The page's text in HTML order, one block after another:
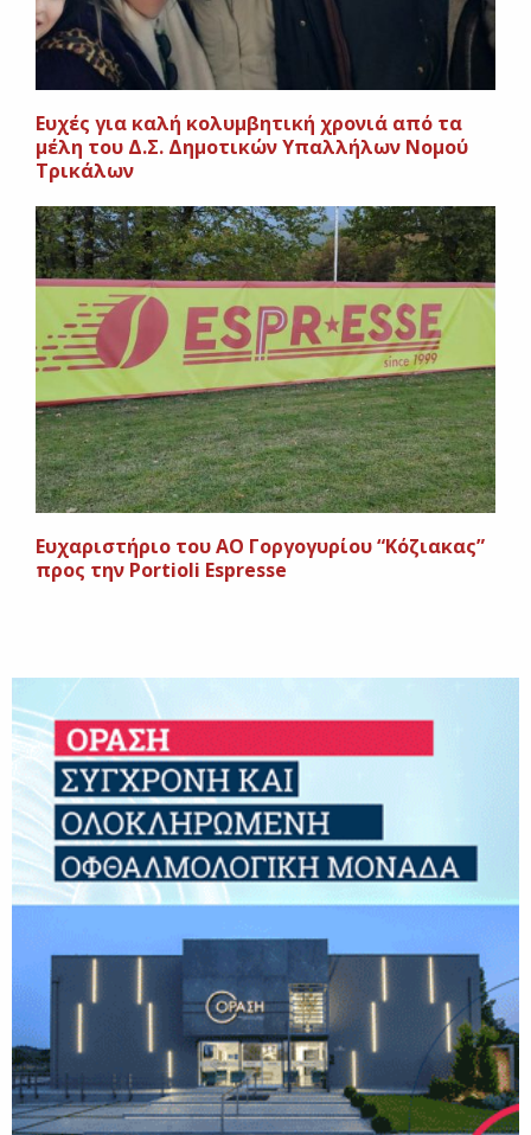
Ευχές για καλή κολυμβητική χρονιά από τα
μέλη του Δ.Σ. Δημοτικών Υπαλλήλων Νομού
Τρικάλων
Ευχαριστήριο του ΑΟ Γοργογυρίου “Κόζιακας”
προς την Portioli Espresse